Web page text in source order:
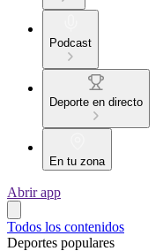
Podcast
Deporte en directo
En tu zona
Abrir app
Todos los contenidos
Deportes populares